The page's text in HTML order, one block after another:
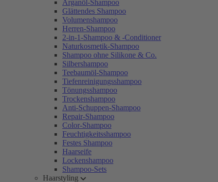
Arganöl-Shampoo
Glättendes Shampoo
Volumenshampoo
Herren-Shampoo
2-in-1-Shampoo & -Conditioner
Naturkosmetik-Shampoo
Shampoo ohne Silikone & Co.
Silbershampoo
Teebaumöl-Shampoo
Tiefenreinigungsshampoo
Tönungsshampoo
Trockenshampoo
Anti-Schuppen-Shampoo
Repair-Shampoo
Color-Shampoo
Feuchtigkeitsshampoo
Festes Shampoo
Haarseife
Lockenshampoo
Shampoo-Sets
Haarstyling